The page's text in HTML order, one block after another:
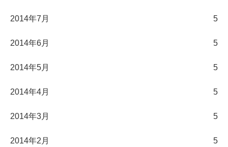
2014年7月 5
2014年6月 5
2014年5月 5
2014年4月 5
2014年3月 5
2014年2月 5